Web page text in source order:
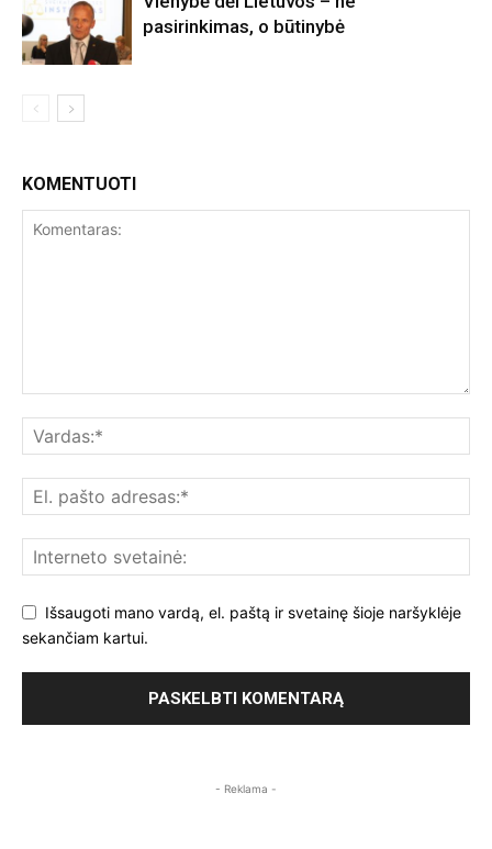
pasirinkimas, o būtinybė
KOMENTUOTI
Išsaugoti mano vardą, el. paštą ir svetainę šioje naršyklėje
sekančiam kartui.
- Reklama -